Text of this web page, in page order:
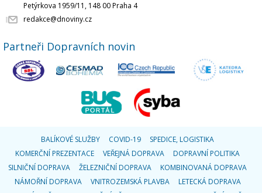
Petýrkova 1959/11, 148 00 Praha 4
redakce@dnoviny.cz
Partneři Dopravních novin
BALÍKOVÉ SLUŽBY COVID-19
SPEDICE, LOGISTIKA
KOMERČNÍ PREZENTACE
VEŘEJNÁ DOPRAVA
DOPRAVNÍ POLITIKA
SILNIČNÍ DOPRAVA
ŽELEZNIČNÍ DOPRAVA
KOMBINOVANÁ DOPRAVA
NÁMOŘNÍ DOPRAVA
VNITROZEMSKÁ PLAVBA
LETECKÁ DOPRAVA